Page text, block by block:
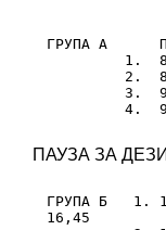
ГРУПА А
ПАУЗА ЗА
ГРУПА Б   1.
16,45